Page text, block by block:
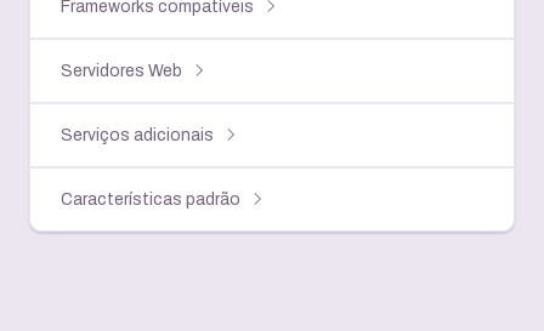
Frameworks compatíveis
Servidores Web
Serviços adicionais
Características padrão